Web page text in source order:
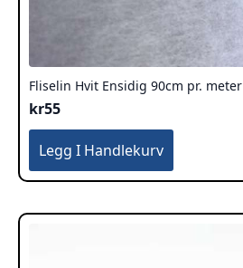
Fliselin Hvit Ensidig 90cm pr. meter
kr55
Legg I Handlekurv